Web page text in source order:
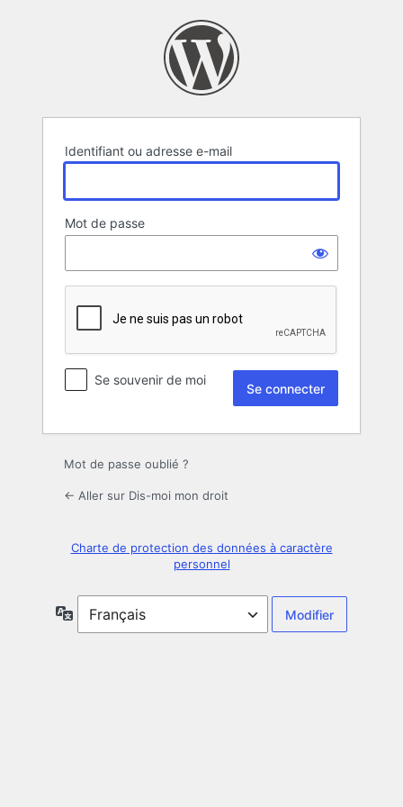
Identifiant ou adresse e-mail
Mot de passe
Se souvenir de moi
Mot de passe oublié ?
← Aller sur Dis-moi mon droit
Charte de protection des données à caractère
personnel
Langue